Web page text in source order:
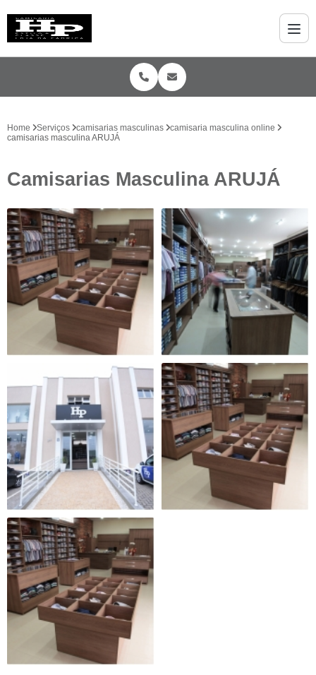
Home Serviços camisarias masculinas
camisaria masculina online
camisarias masculina ARUJÁ
Camisarias Masculina ARUJÁ